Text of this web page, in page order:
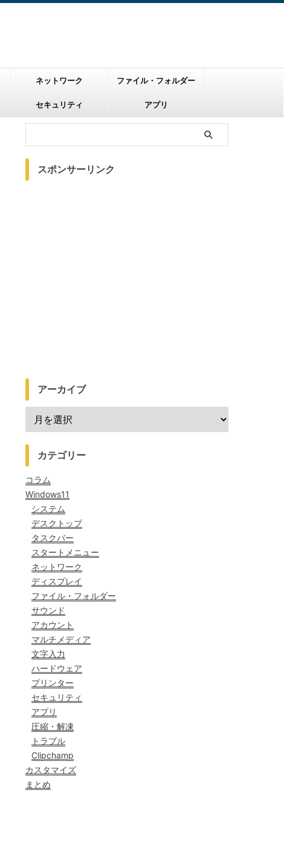
ネットワーク ファイル・フォルダー
セキュリティ アプリ
スポンサーリンク
アーカイブ
カテゴリー
コラム
Windows11
システム
デスクトップ
タスクバー
スタートメニュー
ネットワーク
ディスプレイ
ファイル・フォルダー
サウンド
アカウント
マルチメディア
文字入力
ハードウェア
プリンター
セキュリティ
アプリ
圧縮・解凍
トラブル
Clipchamp
カスタマイズ
まとめ